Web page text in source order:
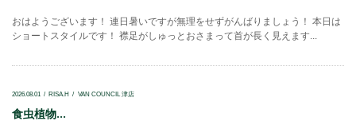
おはようございます！ 連日暑いですが無理をせずがんばりましょう！ 本日は
ショートスタイルです！ 襟足がしゅっとおさまって首が長く見えます...
2026.08.01 RISA.H VAN COUNCIL 津店
食虫植物...